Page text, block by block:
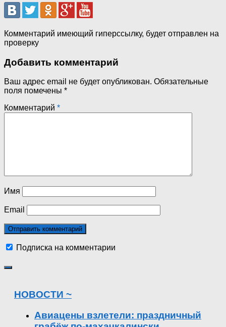
Комментарий имеющий гиперссылку, будет отправлен на
проверку
Добавить комментарий
Ваш адрес email не будет опубликован. Обязательные
поля помечены *
Комментарий *
Имя
Email
Подписка на комментарии
НОВОСТИ ~
Авиацены взлетели: праздничный